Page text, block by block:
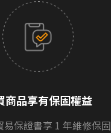
商品享有保固權益
易保證書享 1 年維修保固